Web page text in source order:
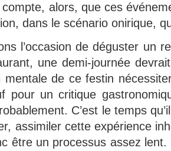
compte, alors, que ces
dans le scénario onirique,
l’occasion de déguster un
une demi-journée
mentale de ce festin
pour un critique
C’est le temps
assimiler cette expérience
être un processus assez